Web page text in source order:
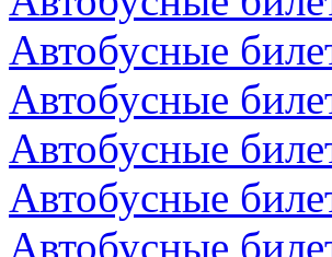
Автобусные
Автобусные
Автобусные
Автобусные
Автобусные